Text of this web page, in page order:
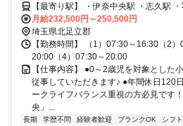
【最寄り駅】 ・伊奈中央駅 ・志久駅
月給232,500円～250,500円
埼玉県北足立郡
【勤務時間】 （1）07:30～16:30（2
20:00（4）07:30～20:00
【仕事内容】 ●0～2歳児を対象とした
従事していただきます♪ ●年間休日
ークライフバランス重視の方必見です
央」...
長期 学歴不問 経験者歓迎 ブランクOK シフ